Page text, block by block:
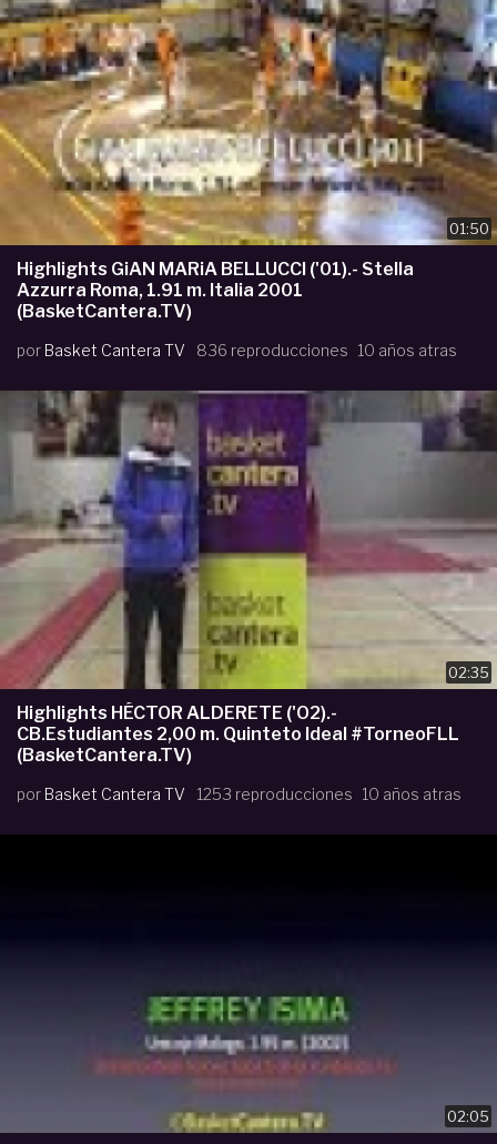
01:50
Highlights GiAN MARiA BELLUCCI ('01).- Stella
Azzurra Roma, 1.91 m. Italia 2001
(BasketCantera.TV)
por Basket Cantera TV 836 reproducciones 10 años atras
02:35
Highlights HÉCTOR ALDERETE ('O2).-
CB.Estudiantes 2,00 m. Quinteto Ideal #TorneoFLL
(BasketCantera.TV)
por Basket Cantera TV 1253 reproducciones 10 años atras
02:05